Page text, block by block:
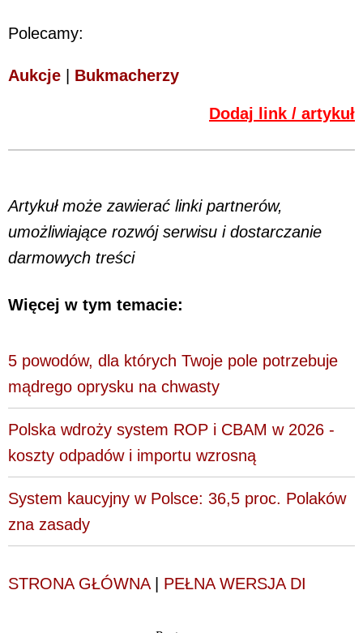
Polecamy:
Aukcje | Bukmacherzy
Dodaj link / artykuł
Artykuł może zawierać linki partnerów,
umożliwiające rozwój serwisu i dostarczanie
darmowych treści
Więcej w tym temacie:
5 powodów, dla których Twoje pole potrzebuje
mądrego oprysku na chwasty
Polska wdroży system ROP i CBAM w 2026 -
koszty odpadów i importu wzrosną
System kaucyjny w Polsce: 36,5 proc. Polaków
zna zasady
STRONA GŁÓWNA| PEŁNA WERSJA DI